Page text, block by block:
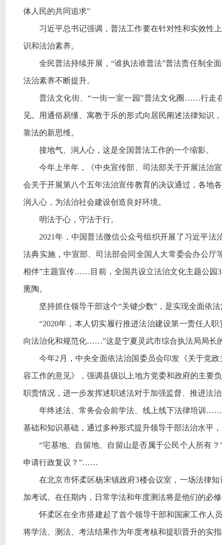
体人民的共同追求”
习近平总书记强调，普法工作要在针对性和实效性
识和法治素养。
全民普法持续开展， “谁执法谁普法”普法责任制全
法治素养不断提升。
普法文化街、“一街一室一园”普法文化圈……行走
见。用通俗易懂、寓教于乐的形式向居民阐述法律知识
靠法的新思维。
接地气、润人心，这是全国普法工作的一个缩影。
今年上半年，《中央宣传部、司法部关于开展法治
会关于开展第八个五年法治宣传教育的决议通过，各地
润人心，为法治社会建设创造良好环境。
明法于心，守法于行。
2021年，中国普法微信公众号组织开展了习近平
法典实施，中宣部、司法部会同全国人大常委会办公厅
相伴”主题宣传……目前，全国共设立法治文化主题公园
熏陶。
坚持抓住领导干部这个“关键少数”，是实现全面依
“2020年，本人切实履行推进法治建设第一责任人
向法治化和规范化……”这是宁夏灵武市综合执法局局长
今年2月，中央全面依法治国委员会印发《关于党
容工作的意见》，强调县级以上地方党委和政府的主要
职责情况，进一步发挥述职述法对于加强监督、推进法
年终述法、常务会会前学法、线上线下法律培训 ……
基础和知识基础，通过多种形式提升领导干部法治水平
“宅基地、自留地、自留山是否属于公民个人所有
申请行政复议？”……
在北京市怀柔区杨宋镇政府3楼会议室，一场法律
加考试。在任期内，日常学法和年度测法将是他们的必
怀柔区在全市搭建起了首个领导干部和国家工作人
将学法、测法、考法结果作为年度考核和提职晋升的实